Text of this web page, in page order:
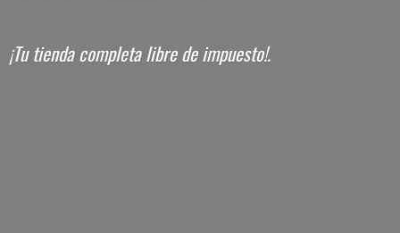
¡Tu tienda completa librede impuesto!.